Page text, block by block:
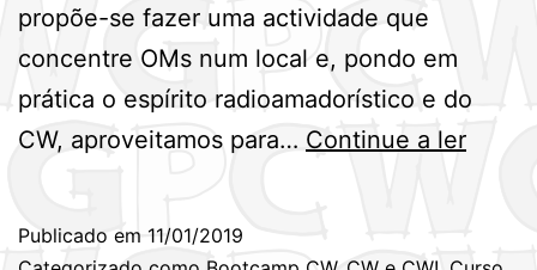
propõe-se fazer uma actividade que
concentre OMs num local e, pondo em
prática o espírito radioamadorístico e do
CW, aproveitamos para… Continue a ler
e
Publicado em 11/01/2019